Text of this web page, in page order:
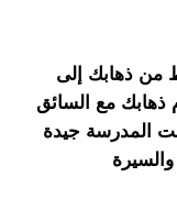
ذهابك مع السائق
المدرسة جيدة